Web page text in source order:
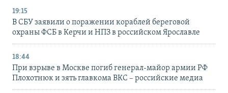
19:15
В СБУ заявили о поражении кораблей береговой
охраны ФСБ в Керчи и НПЗ в российском Ярославле
18:44
При взрыве в Москве погиб генерал-майор армии РФ
Плохотнюк и зять главкома ВКС – российские медиа